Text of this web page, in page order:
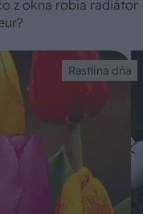
z okna robia radiátor
Rastlina dňa